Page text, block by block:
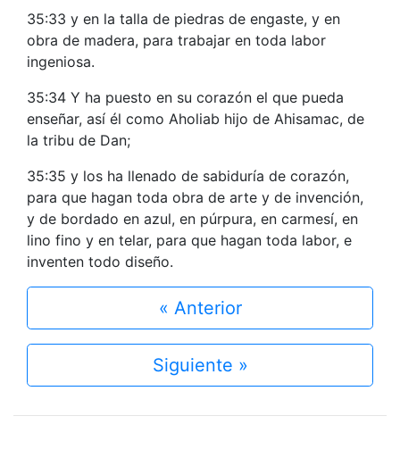
35:33 y en la talla de piedras de engaste, y en
obra de madera, para trabajar en toda labor
ingeniosa.
35:34 Y ha puesto en su corazón el que pueda
enseñar, así él como Aholiab hijo de Ahisamac, de
la tribu de Dan;
35:35 y los ha llenado de sabiduría de corazón,
para que hagan toda obra de arte y de invención,
y de bordado en azul, en púrpura, en carmesí, en
lino fino y en telar, para que hagan toda labor, e
inventen todo diseño.
« Anterior
Siguiente »